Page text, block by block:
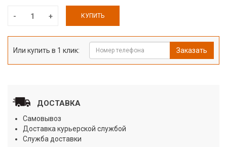
КУПИТЬ
Или купить в 1 клик: Заказать
ДОСТАВКА
Самовывоз
Доставка курьерской службой
Служба доставки